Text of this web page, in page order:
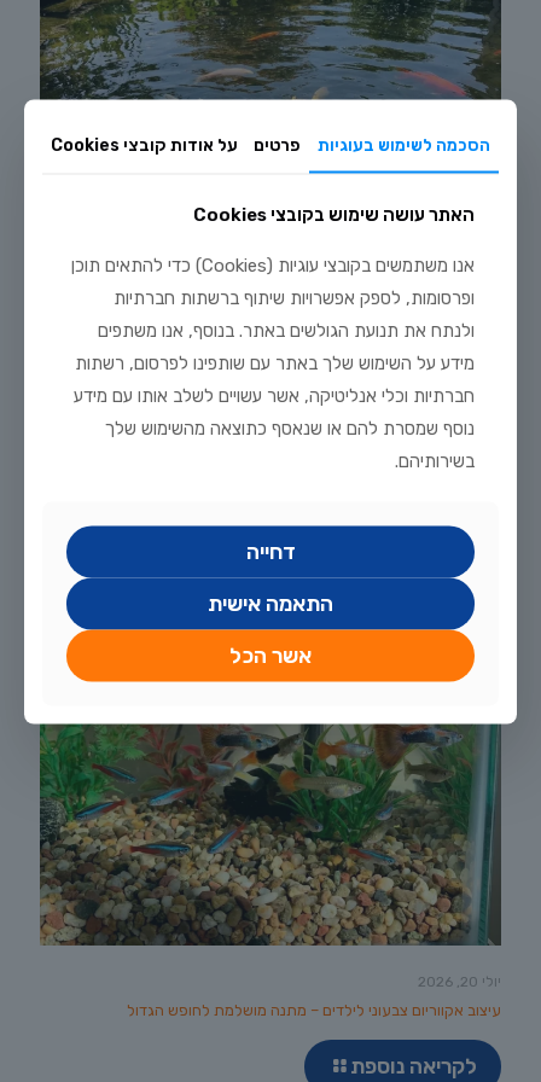
מדריך טיפוח דגי זהב וקוי בבריכת נוי: תנאים, תזונה ומניעת מחלות
לקריאה נוספת
יולי 20, 2026
עיצוב אקווריום צבעוני לילדים – מתנה מושלמת לחופש הגדול
לקריאה נוספת
הסכמה לשימוש בעוגיות פרטים על אודות קובצי Cookies
האתר עושה שימוש בקובצי Cookies
אנו משתמשים בקובצי עוגיות (Cookies) כדי להתאים תוכן
ופרסומות, לספק אפשרויות שיתוף ברשתות חברתיות
ולנתח את תנועת הגולשים באתר. בנוסף, אנו משתפים
מידע על השימוש שלך באתר עם שותפינו לפרסום, רשתות
חברתיות וכלי אנליטיקה, אשר עשויים לשלב אותו עם מידע
נוסף שמסרת להם או שנאסף כתוצאה מהשימוש שלך
בשירותיהם.
דחייה
התאמה אישית
אשר הכל